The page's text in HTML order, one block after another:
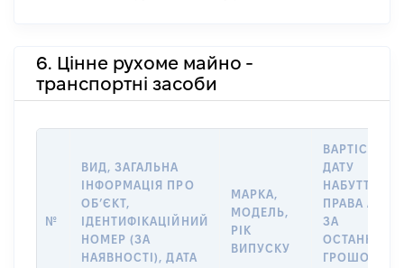
6. Цінне рухоме майно -
транспортні засоби
№
ВИД, ЗАГАЛЬНА
ІНФОРМАЦІЯ ПРО
ОБʼЄКТ,
ІДЕНТИФІКАЦІЙНИЙ
НОМЕР (ЗА
НАЯВНОСТІ), ДАТА
МАРКА,
МОДЕЛЬ,
РІК
ВИПУСКУ
ВАРТІСТЬ НА
ДАТУ
НАБУТТЯ
ПРАВА АБО
ЗА
ГРОШОВОЮ